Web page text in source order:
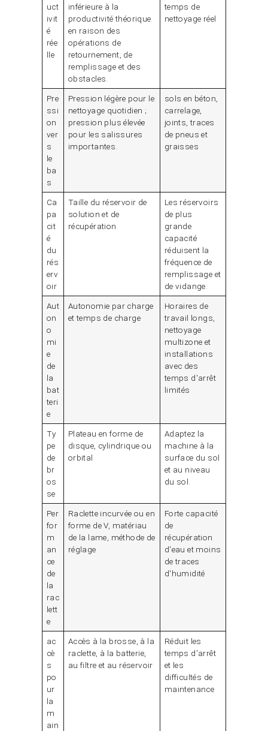
uct
ivit
é
rée
lle
inférieure à la
productivité théorique
en raison des
opérations de
retournement, de
remplissage et des
obstacles.
temps de
nettoyage réel
Pre
ssi
on
ver
s
le
ba
s
Pression légère pour le
nettoyage quotidien ;
pression plus élevée
pour les salissures
importantes.
sols en béton,
carrelage,
joints, traces
de pneus et
graisses
Ca
pa
cit
é
du
rés
erv
oir
Taille du réservoir de
solution et de
récupération
Les réservoirs
de plus
grande
capacité
réduisent la
fréquence de
remplissage et
de vidange.
Aut
on
o
mi
e
de
la
bat
teri
e
Autonomie par charge
et temps de charge
Horaires de
travail longs,
nettoyage
multizone et
installations
avec des
temps d'arrêt
limités
Ty
pe
de
br
os
se
Plateau en forme de
disque, cylindrique ou
orbital
Adaptez la
machine à la
surface du sol
et au niveau
du sol.
Per
for
m
an
ce
de
la
rac
lett
e
Raclette incurvée ou en
forme de V, matériau
de la lame, méthode de
réglage
Forte capacité
de
récupération
d'eau et moins
de traces
d'humidité
ac
cè
s
po
ur
la
m
ain
Accès à la brosse, à la
raclette, à la batterie,
au filtre et au réservoir
Réduit les
temps d'arrêt
et les
difficultés de
maintenance